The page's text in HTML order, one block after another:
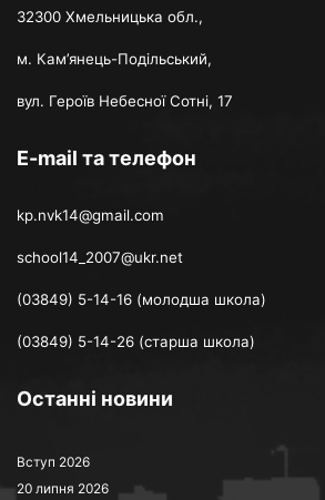
32300 Хмельницька обл.,
м. Кам’янець-Подільський,
вул. Героїв Небесної Сотні, 17
E-mail та телефон
kp.nvk14@gmail.com
school14_2007@ukr.net
(03849) 5-14-16 (молодша школа)
(03849) 5-14-26 (старша школа)
Останні новини
Вступ 2026
20 липня 2026